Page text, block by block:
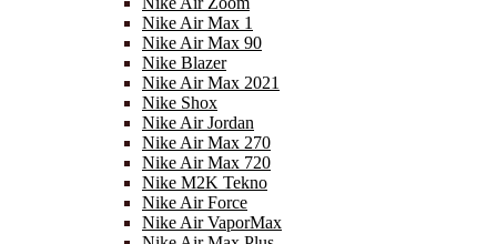
Nike Air Max 1
Nike Air Max 90
Nike Blazer
Nike Air Max 2021
Nike Shox
Nike Air Jordan
Nike Air Max 270
Nike Air Max 720
Nike M2K Tekno
Nike Air Force
Nike Air VaporMax